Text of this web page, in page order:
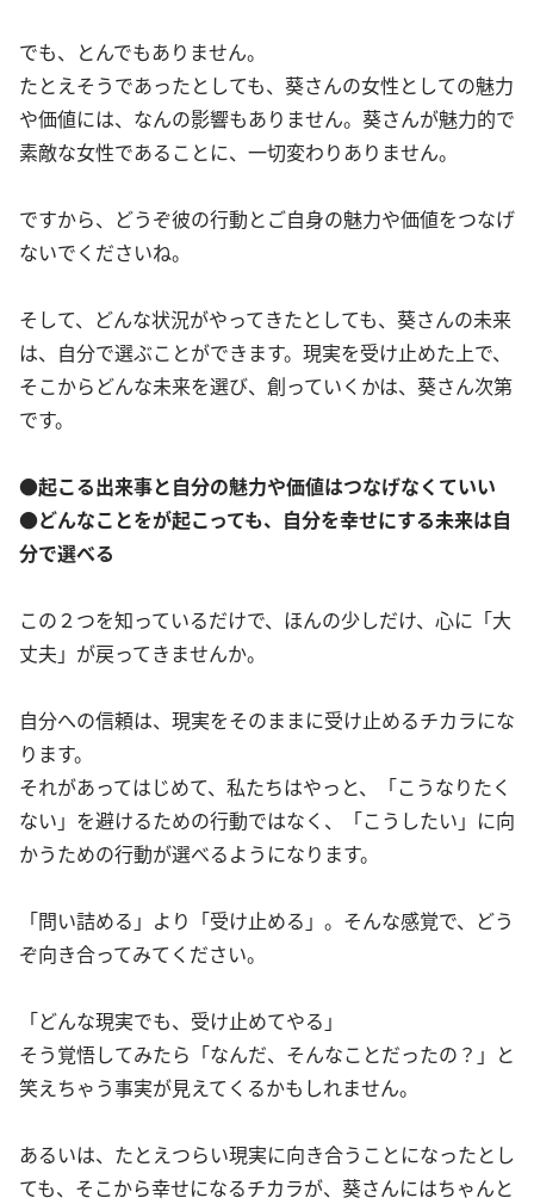
でも、とんでもありません。
たとえそうであったとしても、葵さんの女性としての魅力
や価値には、なんの影響もありません。葵さんが魅力的で
素敵な女性であることに、一切変わりありません。
ですから、どうぞ彼の行動とご自身の魅力や価値をつなげ
ないでくださいね。
そして、どんな状況がやってきたとしても、葵さんの未来
は、自分で選ぶことができます。現実を受け止めた上で、
そこからどんな未来を選び、創っていくかは、葵さん次第
です。
●起こる出来事と自分の魅力や価値はつなげなくていい
●どんなことをが起こっても、自分を幸せにする未来は自
分で選べる
この２つを知っているだけで、ほんの少しだけ、心に「大
丈夫」が戻ってきませんか。
自分への信頼は、現実をそのままに受け止めるチカラにな
ります。
それがあってはじめて、私たちはやっと、「こうなりたく
ない」を避けるための行動ではなく、「こうしたい」に向
かうための行動が選べるようになります。
「問い詰める」より「受け止める」。そんな感覚で、どう
ぞ向き合ってみてください。
「どんな現実でも、受け止めてやる」
そう覚悟してみたら「なんだ、そんなことだったの？」と
笑えちゃう事実が見えてくるかもしれません。
あるいは、たとえつらい現実に向き合うことになったとし
ても、そこから幸せになるチカラが、葵さんにはちゃんと